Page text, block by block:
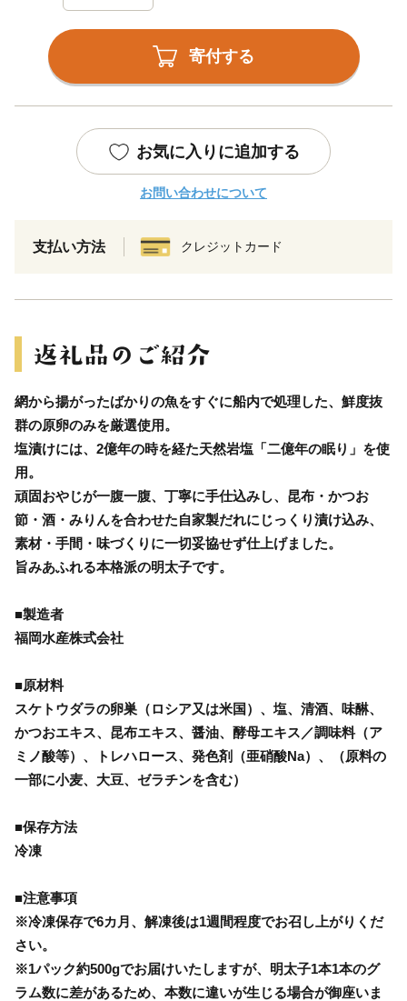
寄付する
お気に入りに追加する
お問い合わせについて
支払い方法 クレジットカード
網から揚がったばかりの魚をすぐに船内で処理した、鮮度抜
群の原卵のみを厳選使用。
塩漬けには、2億年の時を経た天然岩塩「二億年の眠り」を使
用。
頑固おやじが一腹一腹、丁寧に手仕込みし、昆布・かつお
節・酒・みりんを合わせた自家製だれにじっくり漬け込み、
素材・手間・味づくりに一切妥協せず仕上げました。
旨みあふれる本格派の明太子です。
■製造者
福岡水産株式会社
■原材料
スケトウダラの卵巣（ロシア又は米国）、塩、清酒、味醂、
かつおエキス、昆布エキス、醤油、酵母エキス／調味料（ア
ミノ酸等）、トレハロース、発色剤（亜硝酸Na）、（原料の
一部に小麦、大豆、ゼラチンを含む）
■保存方法
冷凍
■注意事項
※冷凍保存で6カ月、解凍後は1週間程度でお召し上がりくだ
さい。
※1パック約500gでお届けいたしますが、明太子1本1本のグ
ラム数に差があるため、本数に違いが生じる場合が御座いま